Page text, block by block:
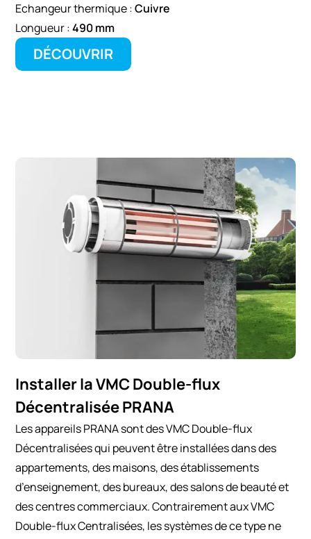
Echangeur thermique :Cuivre
Longueur :490 mm
DÉCOUVRIR
Installer la VMC Double-flux
Décentralisée PRANA
Les appareils PRANA sont des VMC Double-flux
Décentralisées qui peuvent être installées dans des
appartements, des maisons, des établissements
d’enseignement, des bureaux, des salons de beauté et
des centres commerciaux. Contrairement aux VMC
Double-flux Centralisées, les systèmes de ce type ne